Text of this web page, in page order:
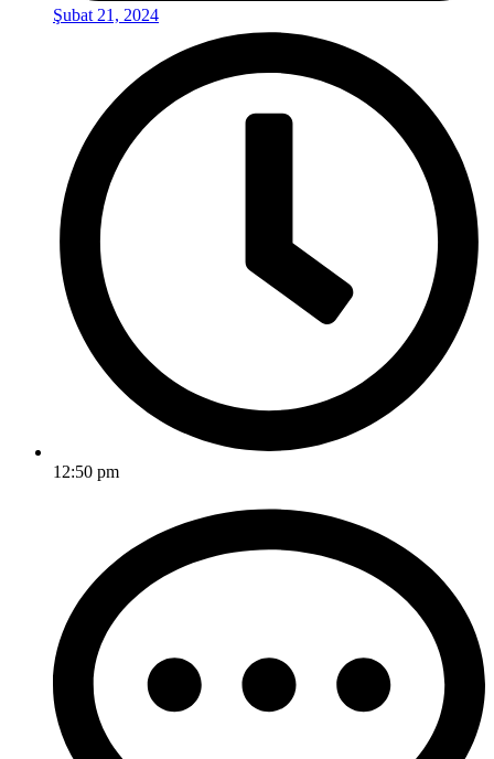
Şubat 21, 2024
12:50 pm